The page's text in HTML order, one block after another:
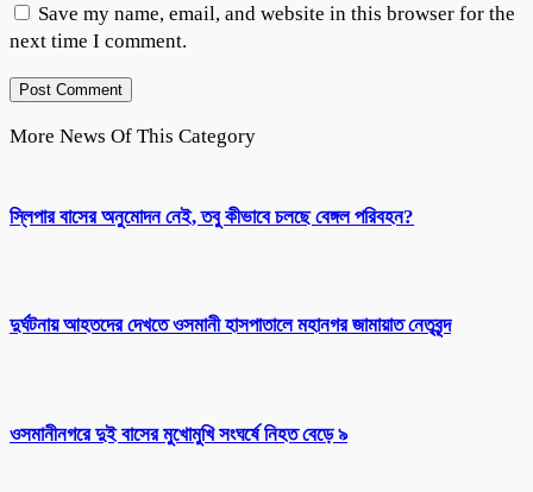
Save my name, email, and website in this browser for the
next time I comment.
More News Of This Category
স্লিপার বাসের অনুমোদন নেই, তবু কীভাবে চলছে বেঙ্গল পরিবহন?
দুর্ঘটনায় আহতদের দেখতে ওসমানী হাসপাতালে মহানগর জামায়াত নেতৃবৃন্দ
ওসমানীনগরে দুই বাসের মুখোমুখি সংঘর্ষে নিহত বেড়ে ৯